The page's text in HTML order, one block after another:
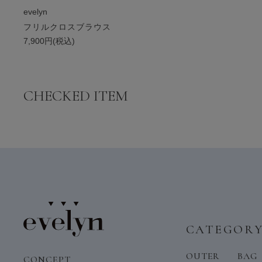
evelyn
フリルクロスブラウス
7,900円(税込)
CHECKED ITEM
CONCEPT
CATEGORY
OUTER BAG